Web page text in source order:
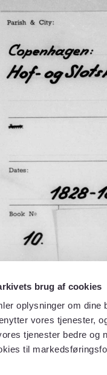
brug af cookies
oplysninger om
vores tjenester,
tjenester bedre og
til